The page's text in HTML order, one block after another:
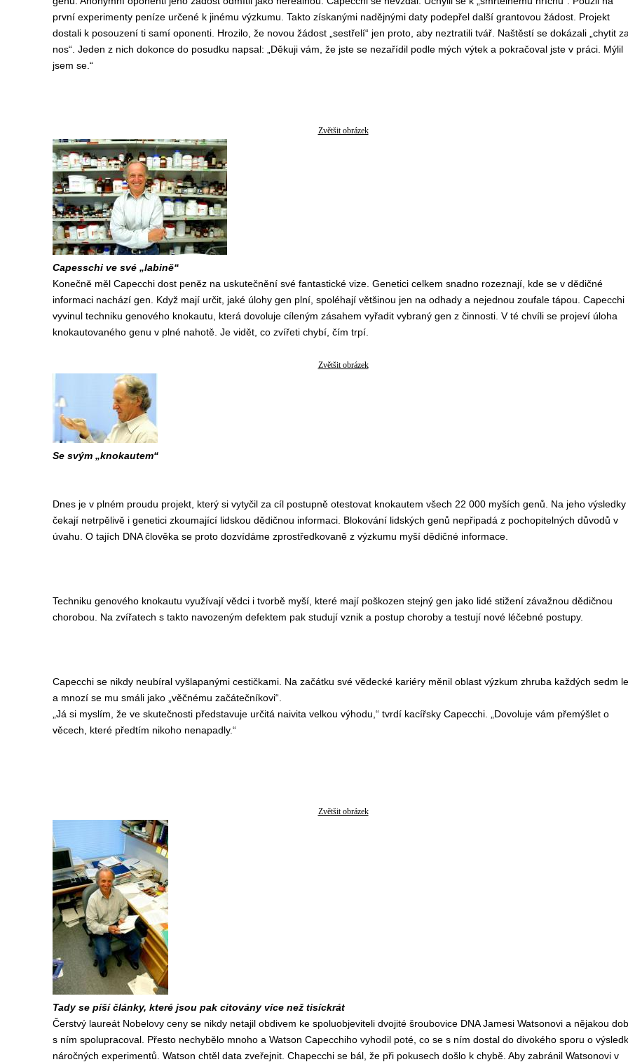
první experimenty peníze určené k jinému výzkumu. Takto získanými nadějnými daty podepřel další grantovou žádost. Projekt
dostali k posouzení ti samí oponenti. Hrozilo, že novou žádost „sestřelí“ jen proto, aby neztratili tvář. Naštěstí se dokázali „chytit
nos“. Jeden z nich dokonce do posudku napsal: „Děkuji vám, že jste se nezařídil podle mých výtek a pokračoval jste v práci. Mýlil
jsem se.“
Zvětšit obrázek
Capesschi ve své „labině“
Konečně měl Capecchi dost peněz na uskutečnění své fantastické vize. Genetici celkem snadno rozeznají, kde se v dědičné
informaci nachází gen. Když mají určit, jaké úlohy gen plní, spoléhají většinou jen na odhady a nejednou zoufale tápou. Capecchi
vyvinul techniku genového knokautu, která dovoluje cíleným zásahem vyřadit vybraný gen z činnosti. V té chvíli se projeví úloha
knokautovaného genu v plné nahotě. Je vidět, co zvířeti chybí, čím trpí.
Zvětšit obrázek
Se svým „knokautem“
Dnes je v plném proudu projekt, který si vytyčil za cíl postupně otestovat knokautem všech 22 000 myších genů. Na jeho výsledky
čekají netrpělivě i genetici zkoumající lidskou dědičnou informaci. Blokování lidských genů nepřipadá z pochopitelných důvodů v
úvahu. O tajích DNA člověka se proto dozvídáme zprostředkovaně z výzkumu myší dědičné informace.
Techniku genového knokautu využívají vědci i tvorbě myší, které mají poškozen stejný gen jako lidé stižení závažnou dědičnou
chorobou. Na zvířatech s takto navozeným defektem pak studují vznik a postup choroby a testují nové léčebné postupy.
Capecchi se nikdy neubíral vyšlapanými cestičkami. Na začátku své vědecké kariéry měnil oblast výzkum zhruba každých sedm
a mnozí se mu smáli jako „věčnému začátečníkovi“.
„Já si myslím, že ve skutečnosti představuje určitá naivita velkou výhodu,“ tvrdí kacířsky Capecchi. „Dovoluje vám přemýšlet o
věcech, které předtím nikoho nenapadly.“
Zvětšit obrázek
Tady se píší články, které jsou pak citovány více než tisíckrát
Čerstvý laureát Nobelovy ceny se nikdy netajil obdivem ke spoluobjeviteli dvojité šroubovice DNA Jamesi Watsonovi a nějakou
s ním spolupracoval. Přesto nechybělo mnoho a Watson Capecchiho vyhodil poté, co se s ním dostal do divokého sporu o
náročných experimentů. Watson chtěl data zveřejnit. Chapecchi se bál, že při pokusech došlo k chybě. Aby zabránil Watsonovi v